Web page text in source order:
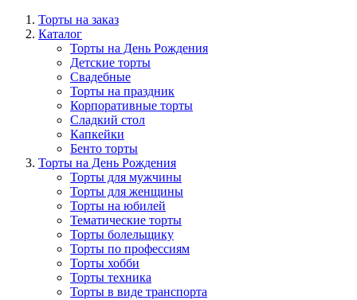
Торты на заказ
Каталог
Торты на День Рождения
Детские торты
Свадебные
Торты на праздник
Корпоративные торты
Сладкий стол
Капкейки
Бенто торты
Торты на День Рождения
Торты для мужчины
Торты для женщины
Торты на юбилей
Тематические торты
Торты болельщику
Торты по профессиям
Торты хобби
Торты техника
Торты в виде транспорта